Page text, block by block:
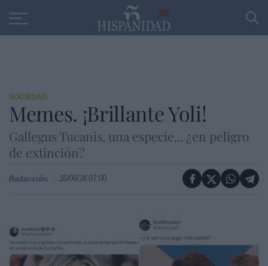
30
SOCIEDAD
Memes. ¡Brillante Yoli!
Gallegus Tucanis, una especie... ¿en peligro
de extinción?
Redacción 16/06/24 07:00